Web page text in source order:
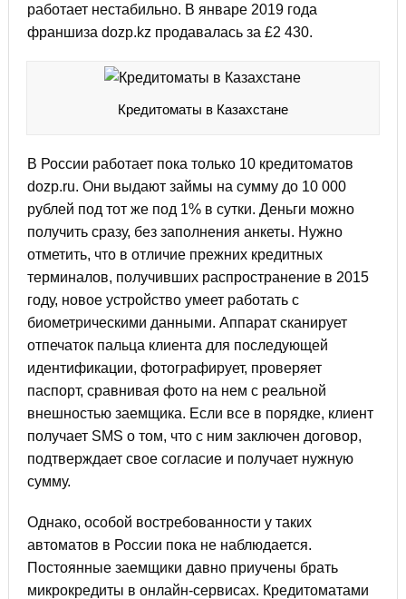
работает нестабильно. В январе 2019 года
франшиза dozp.kz продавалась за £2 430.
Кредитоматы в Казахстане
В России работает пока только 10 кредитоматов
dozp.ru. Они выдают займы на сумму до 10 000
рублей под тот же под 1% в сутки. Деньги можно
получить сразу, без заполнения анкеты. Нужно
отметить, что в отличие прежних кредитных
терминалов, получивших распространение в 2015
году, новое устройство умеет работать с
биометрическими данными. Аппарат сканирует
отпечаток пальца клиента для последующей
идентификации, фотографирует, проверяет
паспорт, сравнивая фото на нем с реальной
внешностью заемщика. Если все в порядке, клиент
получает SMS о том, что с ним заключен договор,
подтверждает свое согласие и получает нужную
сумму.
Однако, особой востребованности у таких
автоматов в России пока не наблюдается.
Постоянные заемщики давно приучены брать
микрокредиты в онлайн-сервисах. Кредитоматами